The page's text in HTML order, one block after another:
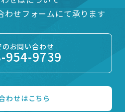
わせフォームにて承ります
のお問い合わせ
954-9739
わせはこちら